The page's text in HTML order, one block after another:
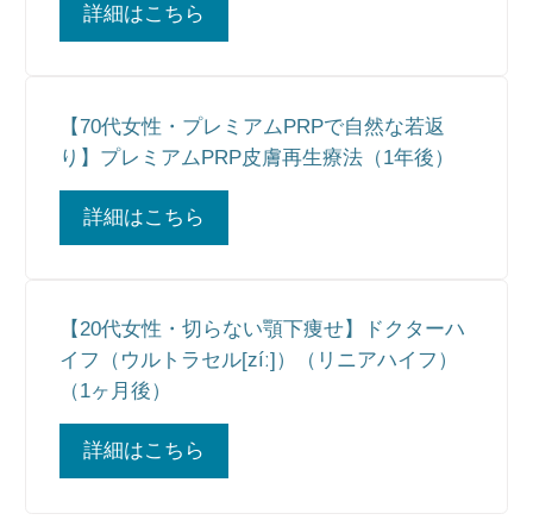
詳細はこちら
【70代女性・プレミアムPRPで自然な若返
り】プレミアムPRP皮膚再生療法（1年後）
詳細はこちら
【20代女性・切らない顎下痩せ】ドクターハ
イフ（ウルトラセル[zíː]）（リニアハイフ）
（1ヶ月後）
詳細はこちら